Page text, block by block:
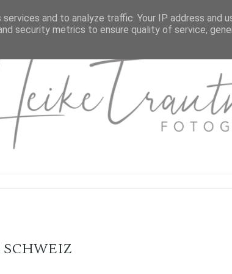
and to analyze traffic. Your IP address and
security metrics to ensure quality of service,